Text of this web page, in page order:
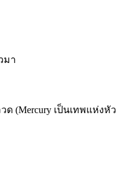
มา
ด (Mercury เป็นเทพแห่งหัว